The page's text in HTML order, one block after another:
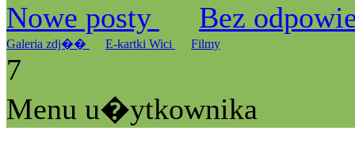
Nowe posty
Bez
Galeria zdj�� E-kartki Wici Filmy
7
Menu u�ytkownika